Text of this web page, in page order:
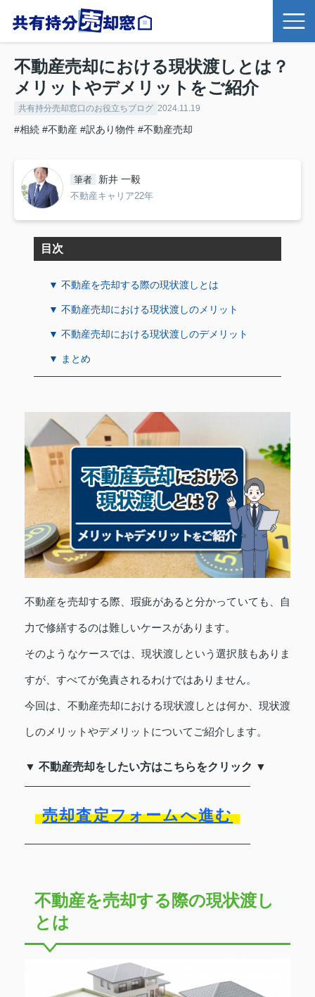
不動産売却における現状渡しとは？
メリットやデメリットをご紹介
共有持分売却窓口のお役立ちブログ 2024.11.19
#相続 #不動産 #訳あり物件 #不動産売却
筆者 新井 一毅
不動産キャリア22年
目次
▼ 不動産を売却する際の現状渡しとは
▼ 不動産売却における現状渡しのメリット
▼ 不動産売却における現状渡しのデメリット
▼ まとめ
不動産を売却する際、瑕疵があると分かっていても、自
力で修繕するのは難しいケースがあります。
そのようなケースでは、現状渡しという選択肢もありま
すが、すべてが免責されるわけではありません。
今回は、不動産売却における現状渡しとは何か、現状渡
しのメリットやデメリットについてご紹介します。
▼ 不動産売却をしたい方はこちらをクリック ▼
売却査定フォームへ進む
不動産を売却する際の現状渡し
とは